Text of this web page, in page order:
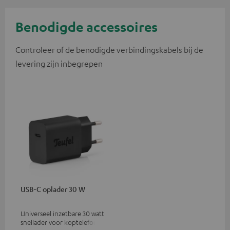
Benodigde accessoires
Controleer of de benodigde verbindingskabels bij de
levering zijn inbegrepen
USB-C oplader 30 W
Universeel inzetbare 30 watt
snellader voor koptelefoons,